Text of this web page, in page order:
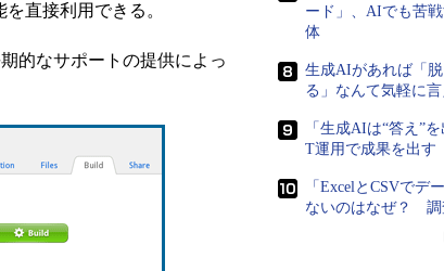
直接利用できる。
的なサポートの提供によっ
ード」、AIでも苦
体
生成AIがあれば「
る」なんて気軽に
「生成AIは“答え”
T運用で成果を出す
「ExcelとCSVでデ
ないのはなぜ？ 調